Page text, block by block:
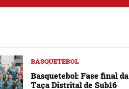
BASQUETEBOL
Basquetebol: Fase final da
Taça Distrital de Sub16